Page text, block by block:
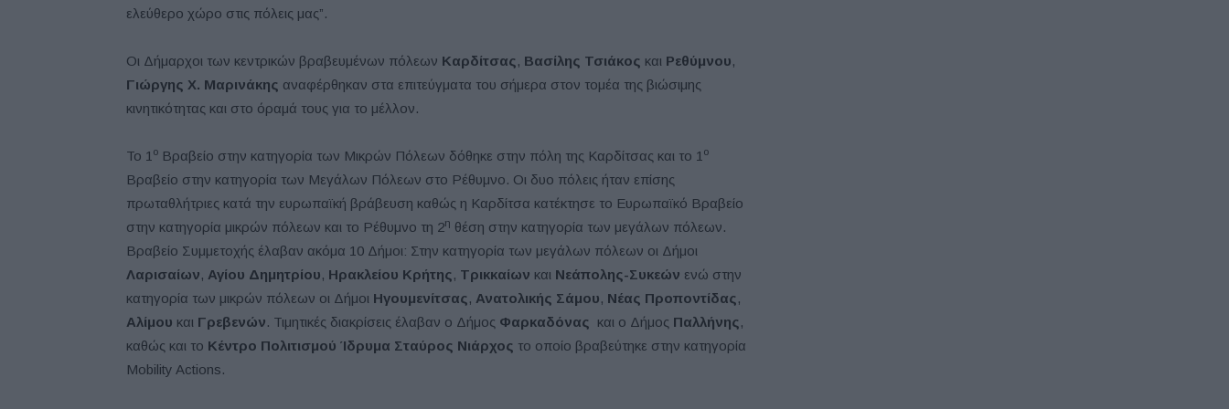
ελεύθερο χώρο στις πόλεις μας”.
Οι Δήμαρχοι των κεντρικών βραβευμένων πόλεων Καρδίτσας , Βασίλης Τσιάκος και Ρεθύμνου,
Γιώργης Χ. Μαρινάκης αναφέρθηκαν στα επιτεύγματα του σήμερα στον τομέα της βιώσιμης
κινητικότητας και στο όραμά τους για το μέλλον.
Το 1 ο Βραβείο στην κατηγορία των Μικρών Πόλεων δόθηκε στην πόλη της Καρδίτσας και το 1 ο
Βραβείο στην κατηγορία των Μεγάλων Πόλεων στο Ρέθυμνο. Οι δυο πόλεις ήταν επίσης
πρωταθλήτριες κατά την ευρωπαϊκή βράβευση καθώς η Καρδίτσα κατέκτησε το Ευρωπαϊκό Βραβείο
στην κατηγορία μικρών πόλεων και το Ρέθυμνο τη 2η θέση στην κατηγορία των μεγάλων πόλεων.
Βραβείο Συμμετοχής έλαβαν ακόμα 10 Δήμοι: Στην κατηγορία των μεγάλων πόλεων οι Δήμοι
Λαρισαίων, Αγίου Δημητρίου, Ηρακλείου Κρήτης , Τρικκαίων και Νεάπολης-Συκεών ενώ στην
κατηγορία των μικρών πόλεων οι Δήμοι Ηγουμενίτσας , Ανατολικής Σάμου, Νέας Προποντίδας ,
Αλίμου και Γρεβενών. Τιμητικές διακρίσεις έλαβαν ο Δήμος Φαρκαδόνας και ο Δήμος Παλλήνης ,
καθώς και το Κέντρο Πολιτισμού Ίδρυμα Σταύρος Νιάρχος το οποίο βραβεύτηκε στην κατηγορία
Mobility Actions.